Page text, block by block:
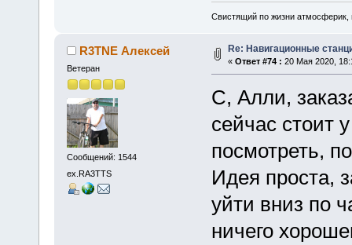
Свистящий по жизни
R3TNE Алексей
Ветеран
Сообщений: 1544
ex.RA3TTS
Re: Навигационные
« Ответ #74 : 20 Мая 2020,
С, Алли,
сейчас стоит
посмотреть,
Идея проста,
уйти вниз по
ничего